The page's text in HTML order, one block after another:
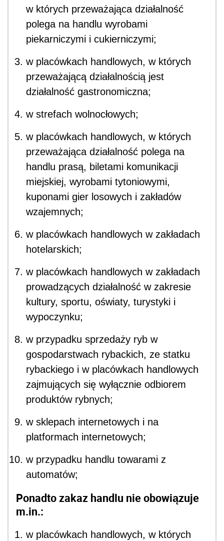
w których przeważająca działalność
polega na handlu wyrobami
piekarniczymi i cukierniczymi;
w placówkach handlowych, w których
przeważającą działalnością jest
działalność gastronomiczna;
w strefach wolnocłowych;
w placówkach handlowych, w których
przeważająca działalność polega na
handlu prasą, biletami komunikacji
miejskiej, wyrobami tytoniowymi,
kuponami gier losowych i zakładów
wzajemnych;
w placówkach handlowych w zakładach
hotelarskich;
w placówkach handlowych w zakładach
prowadzących działalność w zakresie
kultury, sportu, oświaty, turystyki i
wypoczynku;
w przypadku sprzedaży ryb w
gospodarstwach rybackich, ze statku
rybackiego i w placówkach handlowych
zajmujących się wyłącznie odbiorem
produktów rybnych;
w sklepach internetowych i na
platformach internetowych;
w przypadku handlu towarami z
automatów;
Ponadto zakaz handlu nie obowiązuje
m.in.:
w placówkach handlowych, w których